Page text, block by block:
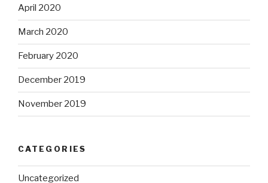
April 2020
March 2020
February 2020
December 2019
November 2019
CATEGORIES
Uncategorized